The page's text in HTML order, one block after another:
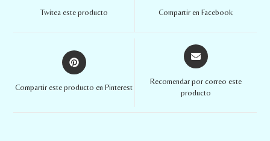
Twitea este producto Compartir en Facebook
Compartir este producto en Pinterest
Recomendar por correo este
producto